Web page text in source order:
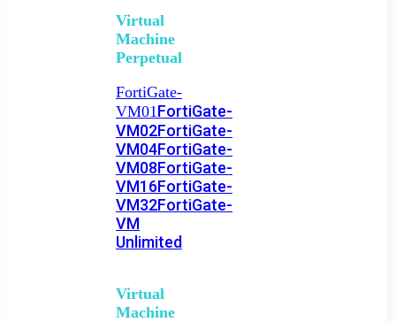
Virtual
Machine
Perpetual
FortiGate-
VM01FortiGate-
VM02FortiGate-
VM04FortiGate-
VM08FortiGate-
VM16FortiGate-
VM32FortiGate-
VM
Unlimited
Virtual
Machine